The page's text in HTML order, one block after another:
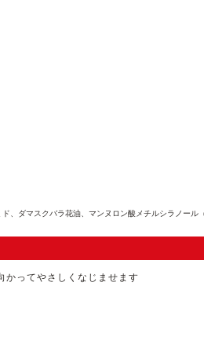
、ダマスクバラ花油、マンヌロン酸メチルシラノー
ってやさしくなじませます